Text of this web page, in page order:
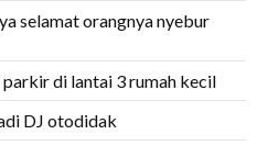
selamat orangnya nyebur
di lantai 3 rumah kecil
DJ otodidak